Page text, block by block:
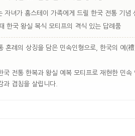
자녀가 홈스테이 가족에게 드릴 한국 전통 기념
한국 왕실 복식 모티프의 격식 있는 답례품
혼례의 상징을 담은 민속인형으로, 한국의 예(
국 전통 한복과 왕실 예복 모티프로 재현한 민
과 겹침을 살립니다.